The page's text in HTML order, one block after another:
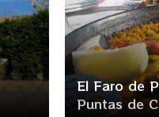
El Faro de
Puntas de